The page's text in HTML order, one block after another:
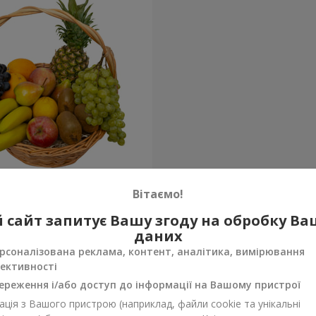
Замовити
Вітаємо!
сайт запитує Вашу згоду на обробку
даних
реклама, контент, аналітика, вимірювання
і/або доступ до інформації на Вашому пристрої
з Вашого пристрою (наприклад, файли cookie та унікальні